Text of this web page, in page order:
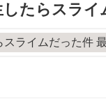
したらスラ